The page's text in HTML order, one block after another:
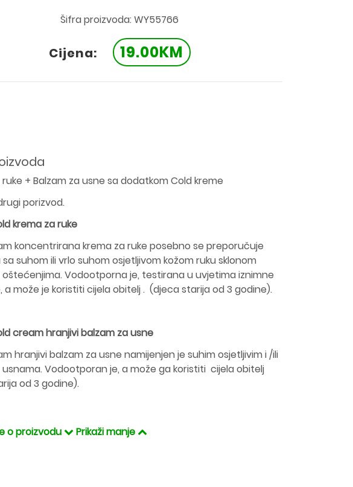
Šifra proizvoda: WY55766
Cijena: 19.00KM
+ Balzam za usne sa dodatkom Cold kreme
porizvod.
krema za ruke
koncentrirana krema za ruke posebno se preporučuje
suhom ili vrlo suhom osjetljivom kožom ruku sklonom
Vodootporna je, testirana u uvjetima iznimne
a može je koristiti cijela obitelj . (djeca starija od 3 godine).
cream hranjivi balzam za usne
hranjivi balzam za usne namijenjen je suhim osjetljivim i /ili
Vodootporan je, a može ga koristiti cijela obitelj
od 3 godine).
o proizvodu Prikaži manje